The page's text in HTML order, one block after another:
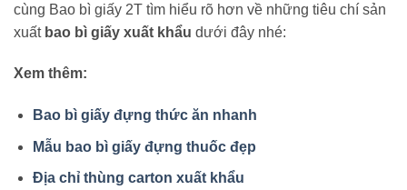
cùng Bao bì giấy 2T tìm hiểu rõ hơn về những tiêu chí sản
xuất bao bì giấy xuất khẩu dưới đây nhé:
Xem thêm:
Bao bì giấy đựng thức ăn nhanh
Mẫu bao bì giấy đựng thuốc đẹp
Địa chỉ thùng carton xuất khẩu